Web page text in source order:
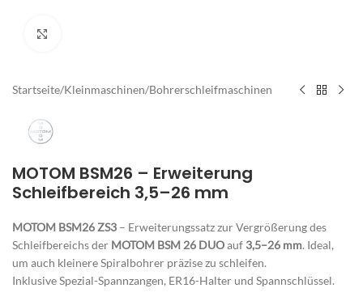
Startseite/Kleinmaschinen/Bohrerschleifmaschinen
MOTOM BSM26 – Erweiterung
Schleifbereich 3,5–26 mm
MOTOM BSM26 ZS3 – Erweiterungssatz zur Vergrößerung des
Schleifbereichs der MOTOM BSM 26 DUOauf 3,5–26 mm. Ideal,
um auch kleinere Spiralbohrer präzise zu schleifen.
Inklusive Spezial-Spannzangen, ER16-Halter und Spannschlüssel.